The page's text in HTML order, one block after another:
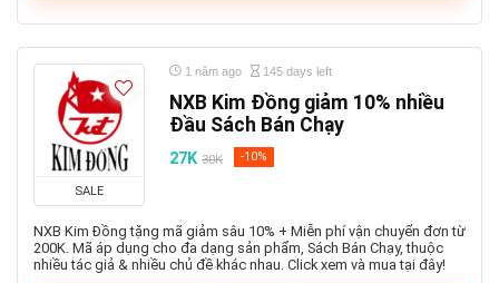
SALE
1 năm ago 145 days left
NXB Kim Đồng giảm 10% nhiều
Đầu Sách Bán Chạy
27K 30K -10%
NXB Kim Đồng tặng mã giảm sâu 10% + Miễn phí vận chuyển đơn từ
200K. Mã áp dụng cho đa dạng sản phẩm, Sách Bán Chạy, thuộc
nhiều tác giả & nhiều chủ đề khác nhau. Click xem và mua tại đây!